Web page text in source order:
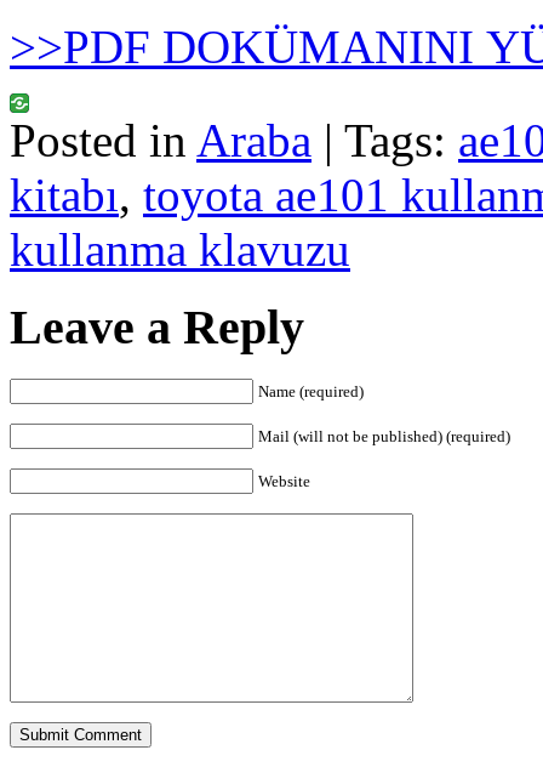
>>PDF DOKÜMANINI
Posted in Araba | Tags:
kitabı, toyota ae101
kullanma klavuzu
Leave a Reply
Name (required)
Mail (will not be published) (required)
Website